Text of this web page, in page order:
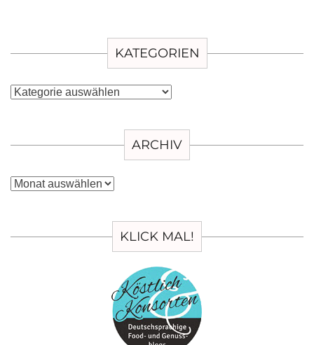
KATEGORIEN
Kategorien
ARCHIV
Archiv
KLICK MAL!